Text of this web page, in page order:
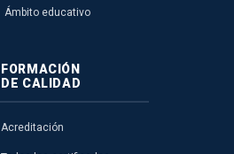
Ámbito educativo
FORMACIÓN
DE CALIDAD
Acreditación